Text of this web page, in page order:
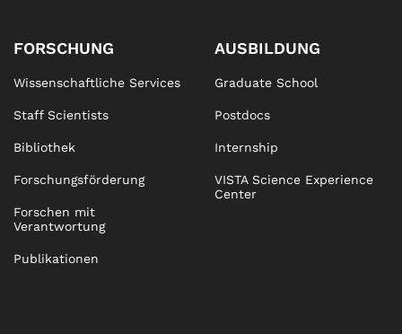
FORSCHUNG
Wissenschaftliche Services
Staff Scientists
Bibliothek
Forschungsförderung
Forschen mit
Verantwortung
Publikationen
AUSBILDUNG
Graduate School
Postdocs
Internship
VISTA Science Experience
Center